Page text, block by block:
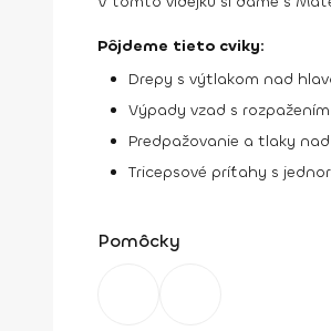
Pôjdeme tieto cviky:
Drepy s výtlakom nad
Výpady vzad s
Predpažovanie a tlaky
Tricepsové príťahy s
Pomôcky